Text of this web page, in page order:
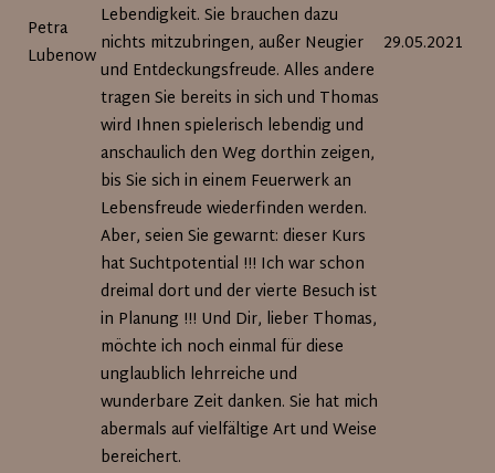
Petra
Lubenow
Lebendigkeit. Sie brauchen dazu
nichts mitzubringen, außer Neugier
und Entdeckungsfreude. Alles andere
tragen Sie bereits in sich und Thomas
wird Ihnen spielerisch lebendig und
anschaulich den Weg dorthin zeigen,
bis Sie sich in einem Feuerwerk an
Lebensfreude wiederfinden werden.
Aber, seien Sie gewarnt: dieser Kurs
hat Suchtpotential !!! Ich war schon
dreimal dort und der vierte Besuch ist
in Planung !!! Und Dir, lieber Thomas,
möchte ich noch einmal für diese
unglaublich lehrreiche und
wunderbare Zeit danken. Sie hat mich
abermals auf vielfältige Art und Weise
bereichert.
29.05.2021